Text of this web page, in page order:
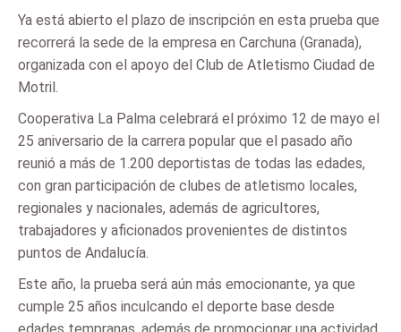
Ya está abierto el plazo de inscripción en esta prueba que
recorrerá la sede de la empresa en Carchuna (Granada),
organizada con el apoyo del Club de Atletismo Ciudad de
Motril.
Cooperativa La Palma celebrará el próximo 12 de mayo el
25 aniversario de la carrera popular que el pasado año
reunió a más de 1.200 deportistas de todas las edades,
con gran participación de clubes de atletismo locales,
regionales y nacionales, además de agricultores,
trabajadores y aficionados provenientes de distintos
puntos de Andalucía.
Este año, la prueba será aún más emocionante, ya que
cumple 25 años inculcando el deporte base desde